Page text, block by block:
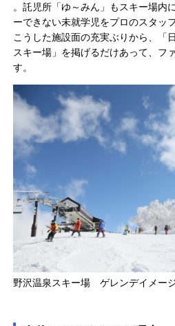
。託児所「ゆ～みん」もスキー場内
ーできない未就学児をプロのスタッ
こうした施設面の充実ぶりから、「
スキー場」を掲げるだけあって、フ
す。​
野沢温泉スキー場 ゲレンデイメー